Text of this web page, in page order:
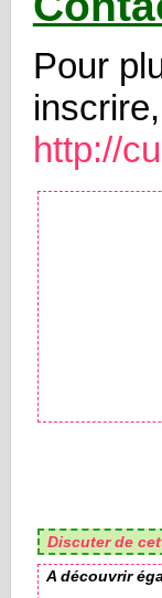
Pour
http://
Discuter de
A découvrir